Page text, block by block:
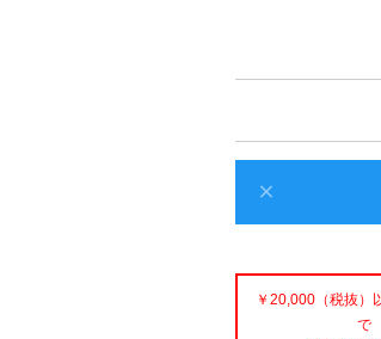
￥20,000（税抜）
で